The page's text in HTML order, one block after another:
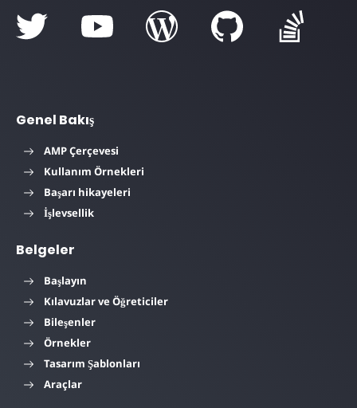
Genel Bakış
AMP Çerçevesi
Kullanım Örnekleri
Başarı hikayeleri
İşlevsellik
Belgeler
Başlayın
Kılavuzlar ve Öğreticiler
Bileşenler
Örnekler
Tasarım Şablonları
Araçlar